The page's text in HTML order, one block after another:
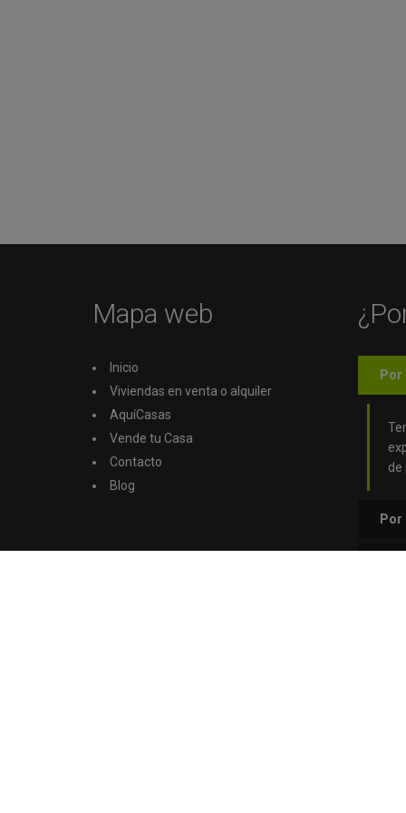
Mapa web
Inicio
Viviendas en venta o alquiler
AquíCasas
Vende tu Casa
Contacto
Blog
Por
de